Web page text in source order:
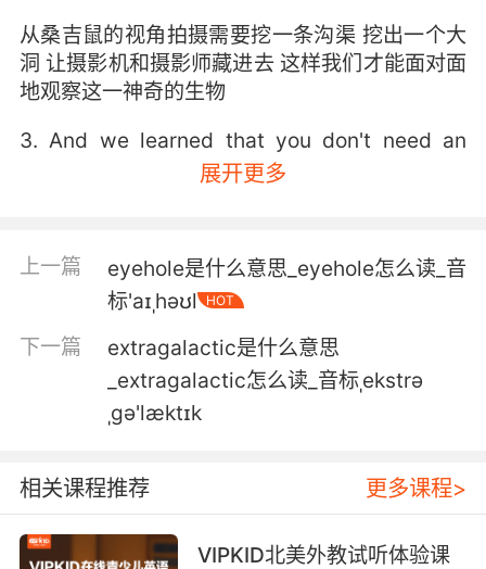
从桑吉鼠的视角拍摄需要挖一条沟渠 挖出一个大
洞 让摄影机和摄影师藏进去 这样我们才能面对面
地观察这一神奇的生物
3. And we learned that you don't need an
4. They eyeballed him, but he's deadheading,
so they waved him through.
他们盯了他一会儿 不过他是空车返回 所以他们挥
手示意让他过去了
5. They're up to their eyeballs in shit, literally.
6. They slowed down and eyeballed me, so I
left.
展开更多
上一篇
eyehole是什么意思_eyehole怎么读_音
标'aɪˌhəʊl
HOT
下一篇
extragalactic是什么意思
_extragalactic怎么读_音标ˌekstrə
ˌgə'læktɪk
相关课程推荐 更多课程>
VIPKID北美外教试听体验课